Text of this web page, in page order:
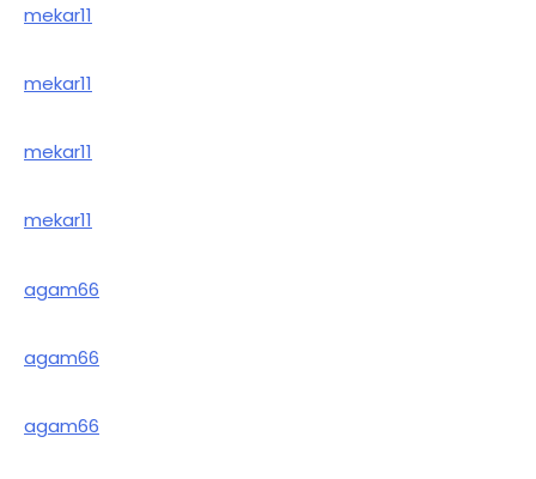
mekar11
mekar11
mekar11
mekar11
agam66
agam66
agam66